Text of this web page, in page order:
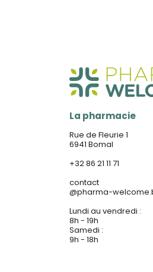
La pharmacie
Rue de Fleurie 1
6941 Bomal
+32 86 21 11 71
contact
@pharma-
Lundi au vendredi :
8h - 19h
Samedi :
9h - 18h